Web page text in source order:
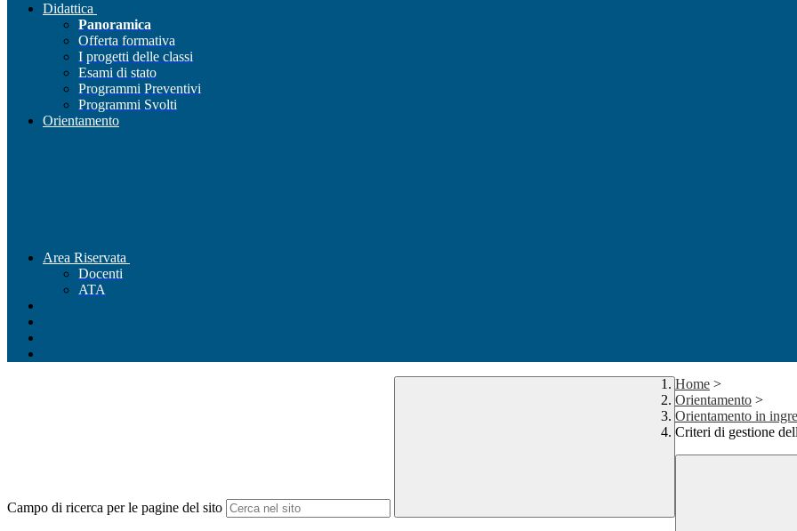
Didattica
Panoramica
Offerta formativa
I progetti delle classi
Esami di stato
Programmi Preventivi
Programmi Svolti
Orientamento
Area Riservata
Docenti
ATA
Campo di ricerca per le pagine del sito
Home >
Orientamento >
Orientamento in
Criteri di gestione